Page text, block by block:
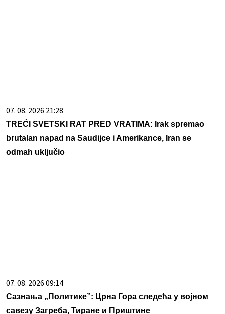
07. 08. 2026 21:28
TREĆI SVETSKI RAT PRED VRATIMA: Irak spremao
brutalan napad na Saudijce i Amerikance, Iran se
odmah uključio
07. 08. 2026 09:14
Сазнања „Политике”: Црна Гора следећа у војном
савезу Загреба, Тиране и Приштине